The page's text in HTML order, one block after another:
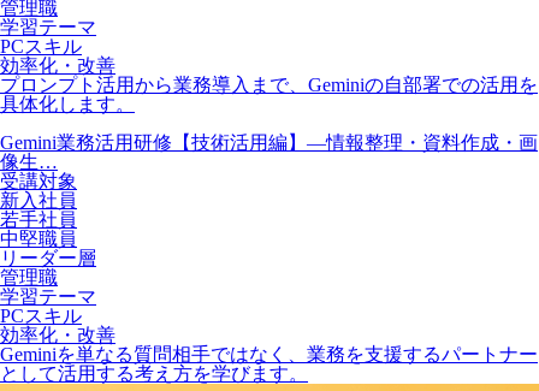
管理職
学習テーマ
PCスキル
効率化・改善
プロンプト活用から業務導入まで、Geminiの自部署での活用を
具体化します。
Gemini業務活用研修【技術活用編】―情報整理・資料作成・画
像生…
受講対象
新入社員
若手社員
中堅職員
リーダー層
管理職
学習テーマ
PCスキル
効率化・改善
Geminiを単なる質問相手ではなく、業務を支援するパートナー
として活用する考え方を学びます。